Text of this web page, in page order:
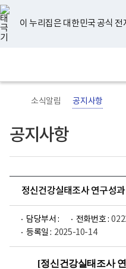
너
비
767px
이
하
이 누리집은 대한민국 공식
지메
홈
소식알림 공지사항
공지사항
정신건강실태조사 연구성
담당부서 : 전화번호 :
등록일 : 2025-10-14
[정신건강실태조사
유
튜
브
페
이
스
북
인
스
타
그
램
블
로
그